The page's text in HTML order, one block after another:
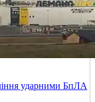
ударними БпЛА